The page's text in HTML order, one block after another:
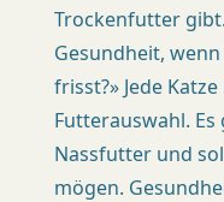
Trockenfutter
Gesundheit,
frisst?» Jede
Futterauswahl.
Nassfutter und
mögen.